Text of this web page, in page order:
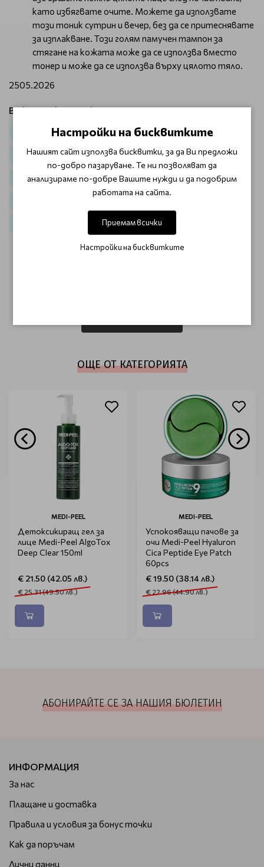
като избягвате очите. Можете да използвате
този тоник сутрин и вечер, без да се притеснявате
за изплакване. Този голям памучен тампон за
стягане на кожата може да се използва вместо
тонер и може да се използва върху цялото тяло.
2505.2026
Виж продукти от категория:
Почистващи продукти Корейска козметика
Корейска козметика за лице
Корейски почистващи продукти за лице
ОЩЕ ОТ КАТЕГОРИЯТА
MEDI-PEEL
Детоксикиращ гел за
лице Medi-Peel AlgoTox
Deep Clear 150ml
€ 21.50 (42.05 лв.)
€ 25.31 (49.50 лв.)
MEDI-PEEL
Успокояващи пачове за
очи Medi-Peel Hyaluron
Cica Peptide Eye Patch
60pcs
€ 19.50 (38.14 лв.)
€ 22.96 (44.90 лв.)
АБОНИРАЙТЕ СЕ ЗА НАШИЯ БЮЛЕТИН
ИНФОРМАЦИЯ
За нас
Плащане и доставка
Правила и условия за бонус точки
Как да поръчам
Лични данни
Настройки на бисквитките
Нашият сайт използва бисквитки, за да Ви предложи
по-добро пазаруване. Те ни позволяват да
анализираме по-добре Вашите нужди и да подобрим
работата на сайта.
Приемам всички
Настройки на бисквитките